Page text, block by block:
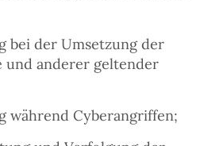
bei der Umsetzung der
und anderer geltender
während Cyberangriffen;